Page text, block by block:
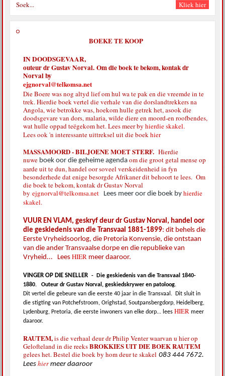
BOEKE TE KOOP
IN DOODSGEVAAR,
outeur dr Gustav Norval. Om die boek te bekom, kontak dr
Norval by
ejgnorval@telkomsa.net
Die Boere was nog altyd lief om hul wa te pak en die vreemde in te
trek. Hierdie boek vertel die verhale van die dorslandtrekkers na
Angola, wie betrokke was, hoekom hulle getrek het, asook die
doodsgevare van dors, malaria, wilde diere en moord-en roofbendes,
wat hulle oppad teëgekom het. Lees meer byhierdie skakel.
Lees ook 'n interessante uittreksel uit die boekhier
MASSAMOORD - BILJOENE MOET STERF.Hierdie
nuwe boek oor die geheime agenda om die groot getal mense op
aarde uit te dun, handel oor soveel verskeidenheid in fyn
besonderhede dat enige besorgde Afrikaner dit behoort te lees. Om
die boek te bekom, kontak dr Gustav Norval
byejgnorval@telkomsa.net Lees meer oor die boek byhierdie
skakel.
VUUR EN VLAM, geskryf deur dr Gustav Norval, handel oor
die geskiedenis van die Transvaal 1881-1899: dit behels die
Eerste Vryheidsoorlog, die Pretoria Konvensie, die ontstaan
van die ander Transvaalse dorpe en die republieke van
Vryheid... Lees HIER meer daaroor.
VINGER OP DIE SNELLER -Die geskiedenis van die Transvaal 1840-
1880.Outeur dr Gustav Norval, geskiedskrywer en patoloog.
Dit vertel die gebeure van die eerste 40 jaar in die Transvaal.Dit sluit in
die stigting van Potchefstroom, Orighstad, Soutpansbergdorp, Heidelberg,
Lydenburg, Pretoria, die eerste inwoners van elke dorp... leesHIER meer
daaroor.
RAUTEM,is die verhaal deur dr Philip Venter waarvan u hier op
Gelofteland in die reeksBROKKIES UIT DIE BOEK RAUTEM
gelees het. Bestel die boek by hom deur te skakel083 444 7672.
Leeshiermeer daaroor